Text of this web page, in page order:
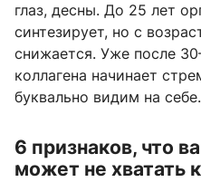
глаз, десны. До 25 лет
синтезирует, но с
снижается. Уже после
коллагена начинает
буквально видим на себе.
6 признаков, что
может не хватать